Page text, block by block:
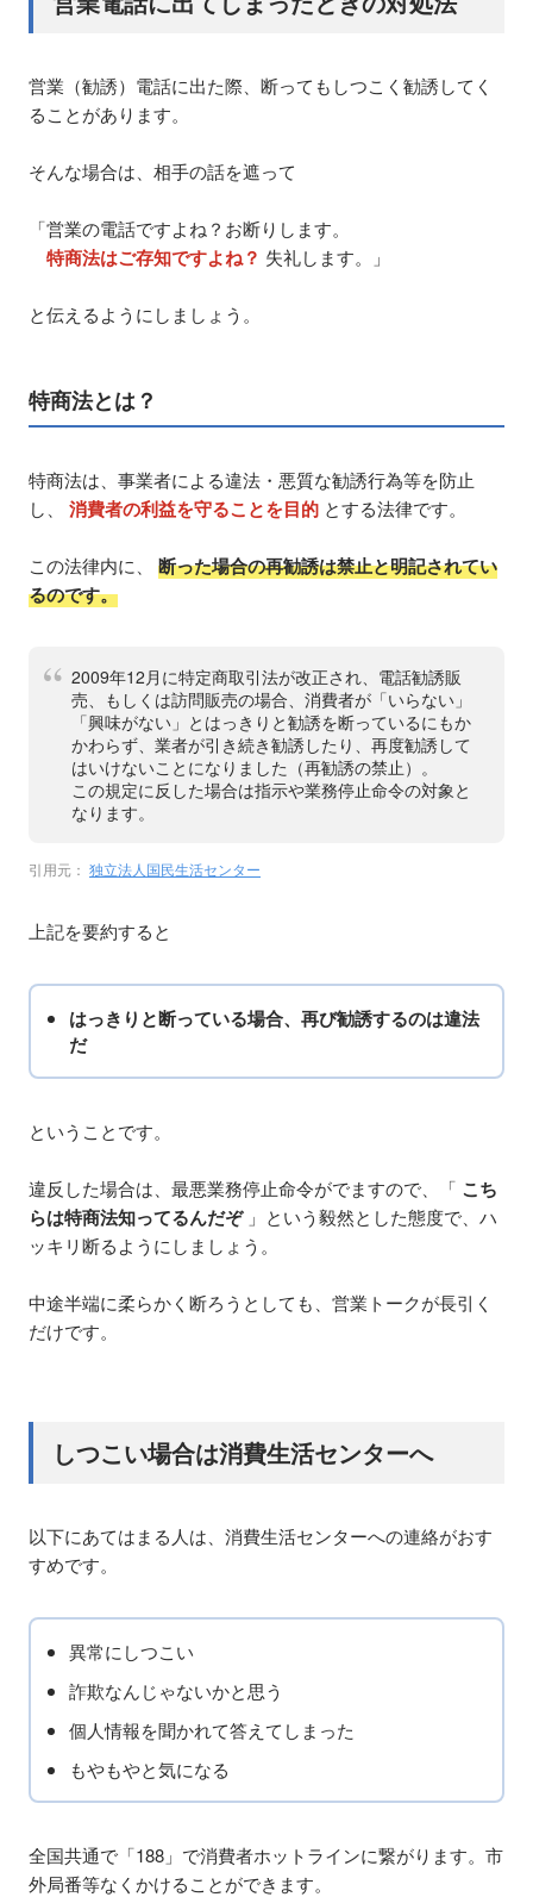
営業（勧誘）電話に出た際、断ってもしつこく勧誘してく
ることがあります。
そんな場合は、相手の話を遮って
「営業の電話ですよね？お断りします。
特商法はご存知ですよね？ 失礼します。」
と伝えるようにしましょう。
特商法とは？
特商法は、事業者による違法・悪質な勧誘行為等を防止
し、 消費者の利益を守ることを目的 とする法律です。
この法律内に、 断った場合の再勧誘は禁止と明記されてい
るのです。
2009年12月に特定商取引法が改正され、電話勧誘販
売、もしくは訪問販売の場合、消費者が「いらない」
「興味がない」とはっきりと勧誘を断っているにもか
かわらず、業者が引き続き勧誘したり、再度勧誘して
はいけないことになりました（再勧誘の禁止）。
この規定に反した場合は指示や業務停止命令の対象と
なります。
引用元： 独立法人国民生活センター
上記を要約すると
はっきりと断っている場合、再び勧誘するのは違法
だ
ということです。
違反した場合は、最悪業務停止命令がでますので、「 こち
らは特商法知ってるんだぞ」という毅然とした態度で、ハ
ッキリ断るようにしましょう。
中途半端に柔らかく断ろうとしても、営業トークが長引く
だけです。
しつこい場合は消費生活センターへ
以下にあてはまる人は、消費生活センターへの連絡がおす
すめです。
異常にしつこい
詐欺なんじゃないかと思う
個人情報を聞かれて答えてしまった
もやもやと気になる
全国共通で「188」で消費者ホットラインに繋がります。市
外局番等なくかけることができます。